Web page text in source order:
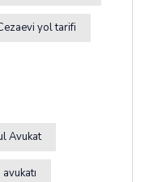
yol tarifi
Avukat